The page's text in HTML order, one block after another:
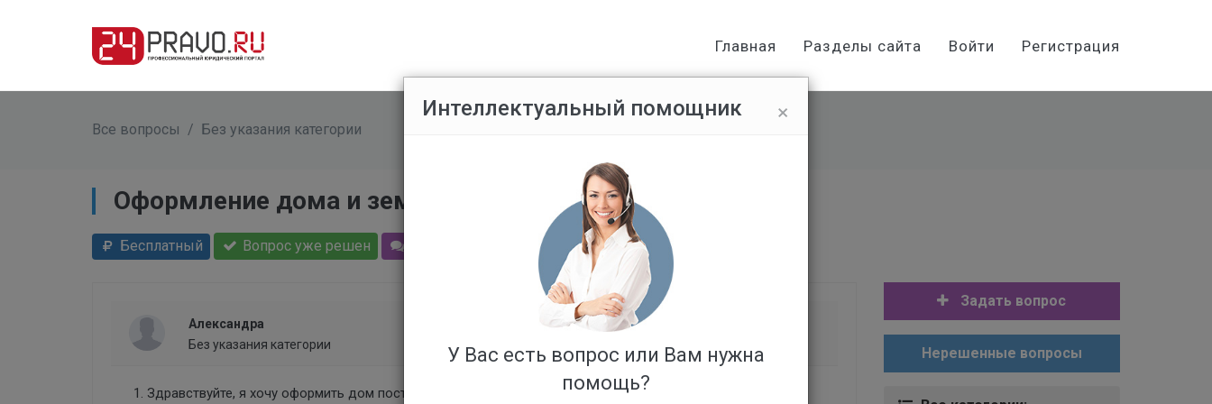
Главная Разделы сайта Войти Регистрация
Все вопросы / Без указания категории
Оформление дома и земельного участка
Бесплатный Вопрос уже решен
Александра
Без указания категории
Здравствуйте, я хочу оформить дом построенный в 1967 году, дом не был оформлен, но стоит на
Задать вопрос
Нерешенные вопросы
×
Интеллектуальный помощник
У Вас есть вопрос или Вам нужна
помощь?